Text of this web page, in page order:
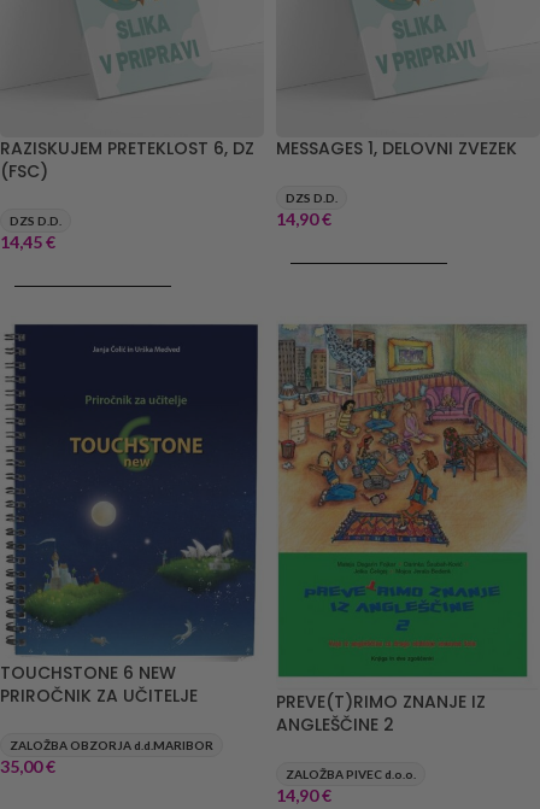
RAZISKUJEM PRETEKLOST 6, DZ
(FSC)
DZS D.D.
14,45€
MESSAGES 1, DELOVNI ZVEZEK
DZS D.D.
14,90€
TOUCHSTONE 6 NEW
PRIROČNIK ZA UČITELJE
ZALOŽBA OBZORJA d.d.MARIBOR
35,00€
PREVE(T)RIMO ZNANJE IZ
ANGLEŠČINE 2
ZALOŽBA PIVEC d.o.o.
14,90€